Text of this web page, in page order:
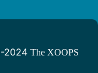
2024 The XOOPS